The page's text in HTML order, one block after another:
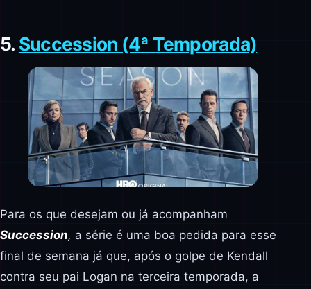
5. Succession (4ª Temporada)
Para os que desejam ou já acompanham
Succession, a série é uma boa pedida para esse
final de semana já que, após o golpe de Kendall
contra seu pai Logan na terceira temporada, a